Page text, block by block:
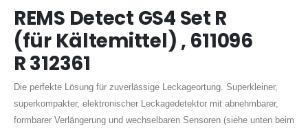
Anfang
der
Bildergalerie
springen
REMS Detect GS4 Set R
(für Kältemittel) , 611096
R 312361
Die perfekte Lösung für zuverlässige Leckageortung. Superkleiner,
superkompakter, elektronischer Leckagedetektor mit abnehmbarer,
formbarer Verlängerung und wechselbaren Sensoren (siehe unten beim